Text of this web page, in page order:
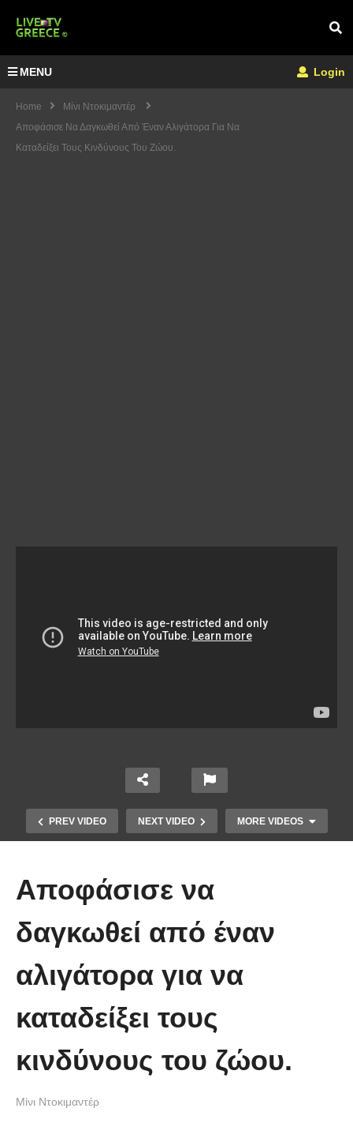
MENU Login
Home
Μίνι Ντοκιμαντέρ
Αποφάσισε Να Δαγκωθεί Από Έναν Αλιγάτορα Για Να
Καταδείξει Τους Κινδύνους Του Ζώου.
PREV VIDEO NEXT VIDEO MORE VIDEOS
Άκολη: Η ελληνική παραλία με τα
βάθος
Αποφάσισε να
δαγκωθεί από έναν
αλιγάτορα για να
καταδείξει τους
κινδύνους του ζώου.
Μίνι Ντοκιμαντέρ